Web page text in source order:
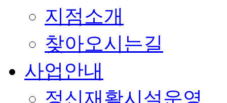
지점소개
찾아오시는길
사업안내
정신재활시설운영